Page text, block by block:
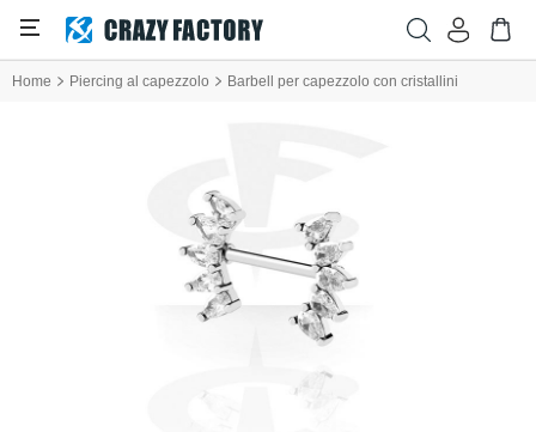
Home Piercing al capezzolo Barbell per capezzolo con cristallini